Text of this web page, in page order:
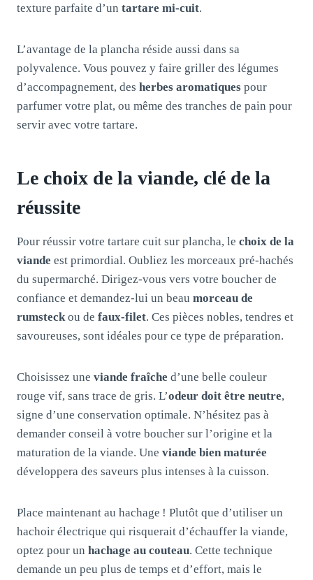
texture parfaite d’un tartare mi-cuit.
L’avantage de la plancha réside aussi dans sa
polyvalence. Vous pouvez y faire griller des légumes
d’accompagnement, des herbes aromatiques pour
parfumer votre plat, ou même des tranches de pain pour
servir avec votre tartare.
Le choix de la viande, clé de la
réussite
Pour réussir votre tartare cuit sur plancha, le choix de la
viande est primordial. Oubliez les morceaux pré-hachés
du supermarché. Dirigez-vous vers votre boucher de
confiance et demandez-lui un beau morceau de
rumsteck ou de faux-filet. Ces pièces nobles, tendres et
savoureuses, sont idéales pour ce type de préparation.
Choisissez une viande fraîche d’une belle couleur
rouge vif, sans trace de gris. L’odeur doit être neutre,
signe d’une conservation optimale. N’hésitez pas à
demander conseil à votre boucher sur l’origine et la
maturation de la viande. Une viande bien maturée
développera des saveurs plus intenses à la cuisson.
Place maintenant au hachage ! Plutôt que d’utiliser un
hachoir électrique qui risquerait d’échauffer la viande,
optez pour un hachage au couteau. Cette technique
demande un peu plus de temps et d’effort, mais le